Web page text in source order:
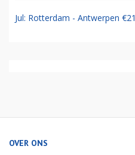
Jul: Rotterdam - Antwerpen €21
OVER ONS